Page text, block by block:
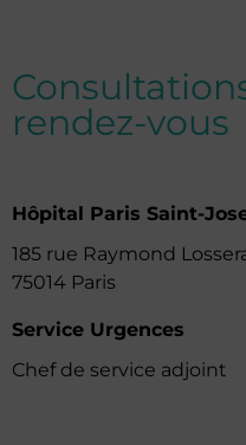
rendez-vous
Hôpital Paris Saint-
185 rue Raymond
75014 Paris
Service Urgences
Chef de service adjoint